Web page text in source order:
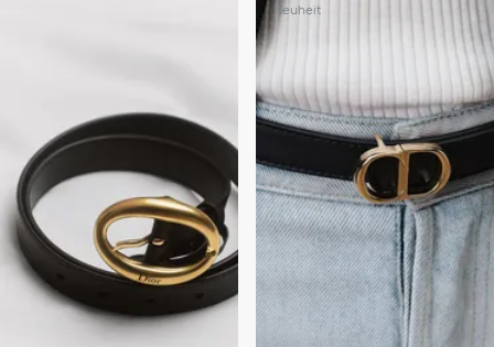
Neuheit